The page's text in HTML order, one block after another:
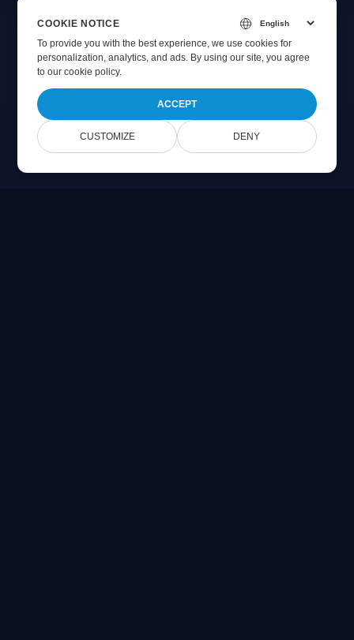
COOKIE NOTICE
To provide you with the best experience, we use cookies for
personalization, analytics, and ads. By using our site, you agree
toour cookie policy.
ACCEPT
CUSTOMIZE DENY